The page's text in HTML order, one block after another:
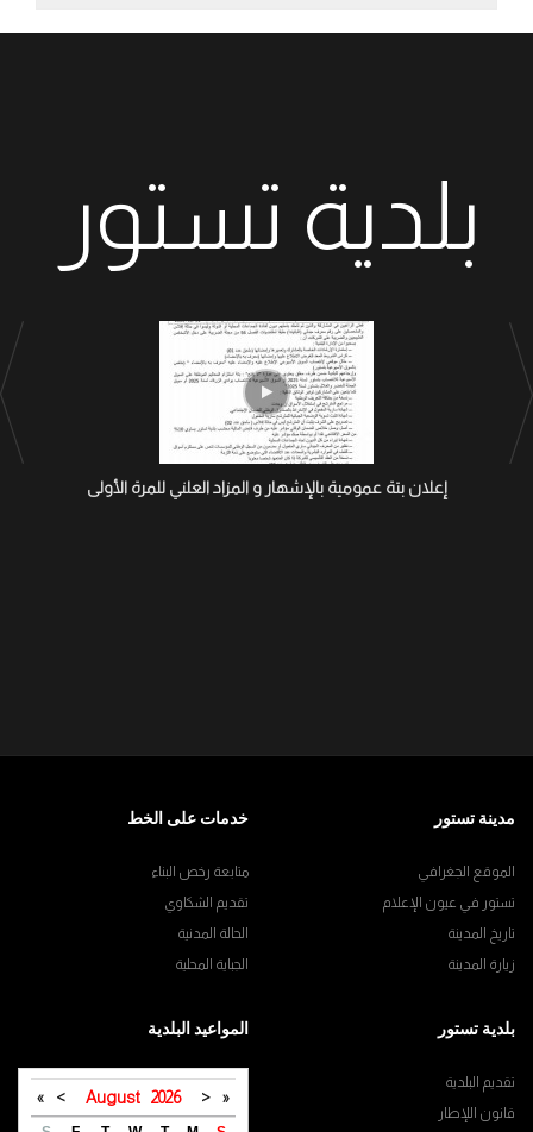
بلدية تستور
إعلان بتة عمومية بالإشهار و المزاد العلني للمرة الأولى
مدينة تستور
الموقع الجغرافي
تستور في عيون الإعلام
تاريخ المدينة
زيارة المدينة
خدمات على الخط
متابعة رخص البناء
تقديم الشكاوي
الحالة المدنية
الجباية المحلية
بلدية تستور
تقديم البلدية
قانون اللإطار
المواعيد البلدية
«
<
August 2026
>
»